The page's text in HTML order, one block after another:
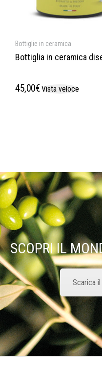
Bottiglie in ceramica
Bottiglia in ceramica
45,00€ Vista veloce
SCOPRI IL
Scarica